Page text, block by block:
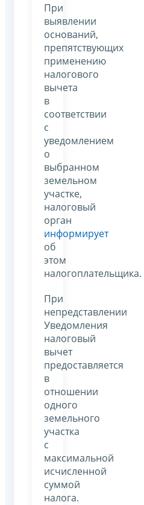
При
выявлении
оснований,
препятствующих
применению
налогового
вычета
в
соответствии
с
уведомлением
о
выбранном
земельном
участке,
налоговый
орган
информирует
об
этом
налогоплательщика.
При
непредставлении
Уведомления
налоговый
вычет
предоставляется
в
отношении
одного
земельного
участка
с
максимальной
исчисленной
суммой
налога.